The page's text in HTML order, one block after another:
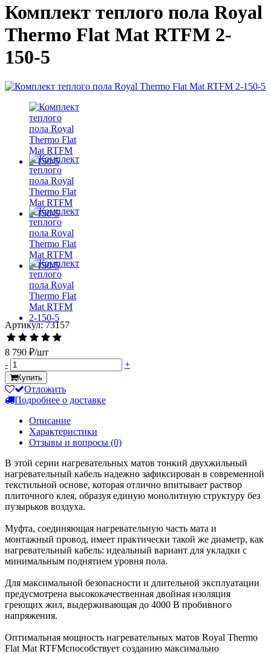
Комплект теплого пола Royal
Thermo Flat Mat RTFM 2-
150-5
Артикул: 73157
8 790 ₽/шт
-
+
Купить
Отложить
Подробнее о доставке
Описание
Характеристики
Отзывы и вопросы (0)
В этой серии нагревательных матов тонкий двухжильный
нагревательный кабель надежно зафиксирован в современной
текстильной основе, которая отлично впитывает раствор
плиточного клея, образуя единую монолитную структуру без
пузырьков воздуха.
Муфта, соединяющая нагревательную часть мата и
монтажный провод, имеет практически такой же диаметр, как
нагревательный кабель: идеальный вариант для укладки с
минимальным поднятием уровня пола.
Для максимальной безопасности и длительной эксплуатации
предусмотрена высококачественная двойная изоляция
греющих жил, выдерживающая до 4000 В пробивного
напряжения.
Оптимальная мощность нагревательных матов Royal Thermo
Flat Mat RTFMспособствует созданию максимально